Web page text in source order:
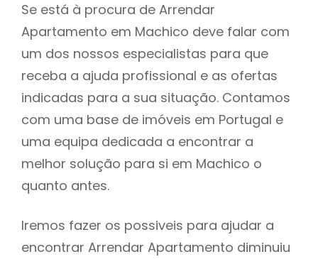
Se está à procura de Arrendar
Apartamento em Machico deve falar com
um dos nossos especialistas para que
receba a ajuda profissional e as ofertas
indicadas para a sua situação. Contamos
com uma base de imóveis em Portugal e
uma equipa dedicada a encontrar a
melhor solução para si em Machico o
quanto antes.
Iremos fazer os possiveis para ajudar a
encontrar Arrendar Apartamento diminuiu